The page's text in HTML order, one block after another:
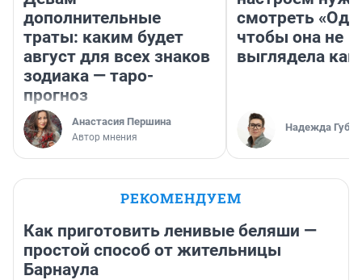
дополнительные
траты: каким будет
август для всех знаков
зодиака — таро-
прогноз
Анастасия Першина
Автор мнения
смотреть
чтобы она не
выглядела как
Надежда
РЕКОМЕНДУЕМ
Как приготовить ленивые беляши —
простой способ от жительницы
Барнаула